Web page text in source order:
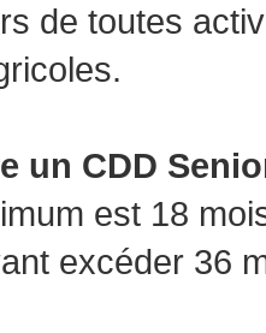
de toutes
un CDD
est 18
excéder 36